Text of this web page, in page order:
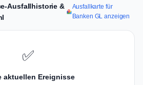
Ausfallhistorie &
Ausfallkarte für
Banken GL anzeigen
✅
aktuellen Ereignisse